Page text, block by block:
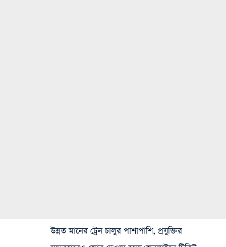
উন্নত মানের ট্রেন চালুর পাশাপাশি, প্রযুক্তির